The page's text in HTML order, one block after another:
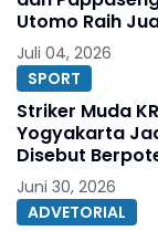
Utomo Raih
Juli 04, 2026
SPORT
Striker Muda
Yogyakarta
Disebut
Indonesia
Juni 30, 2026
ADVETORIAL